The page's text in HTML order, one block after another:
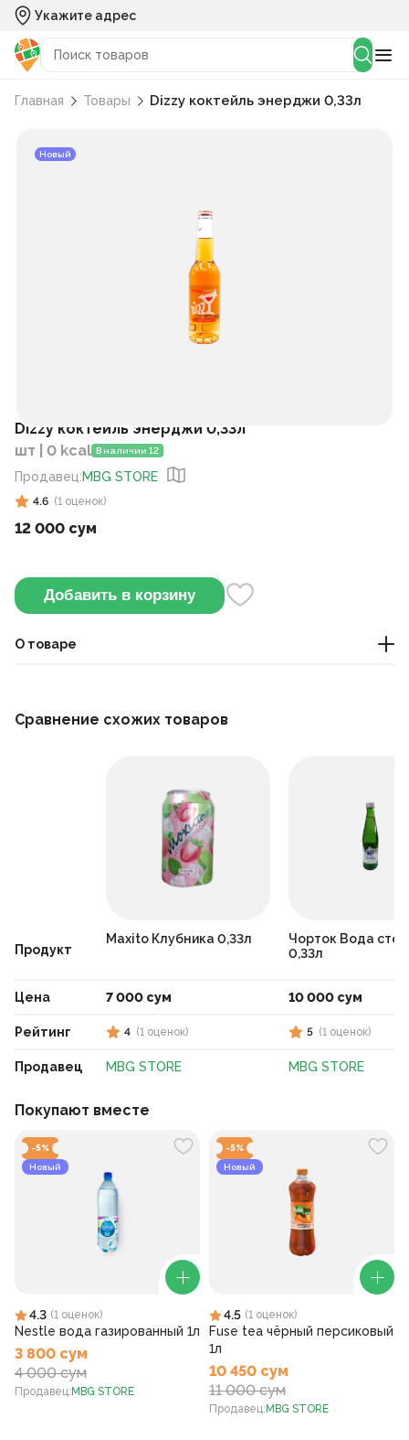
Укажите адрес
Главная Товары Dizzy коктейль энерджи 0,33л
Новый
Dizzy коктейль энерджи 0,33л
шт | 0 kcal В наличии 12
Продавец:MBG STORE
4.6 (1 оценок)
12 000 сум
Добавить в корзину
О товаре
Сравнение схожих товаров
Продукт
Цена
Рейтинг
Продавец
Maxito Клубника 0,33л
7 000 сум
4 (1 оценок)
MBG STORE
Чорток Вода
0,33л
10 000 сум
5 (1 оценок)
MBG STORE
Покупают вместе
-5%
Новый
4.3 (1 оценок)
Nestle вода газированный 1л
3 800 сум
4 000 сум
Продавец: MBG STORE
-5%
Новый
4.5 (1 оценок)
Fuse tea чёрный персиковый
1л
10 450 сум
11 000 сум
Продавец: MBG STORE